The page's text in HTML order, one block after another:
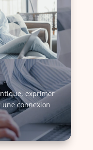
exprimer
connexion